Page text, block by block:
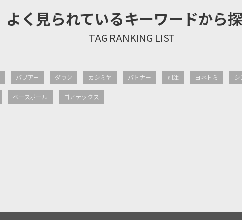
よく見られているキーワードから
バブアー ダウン カシミヤ バトナー 別注 ヨネトミ シ
ベースボール ゴアテックス